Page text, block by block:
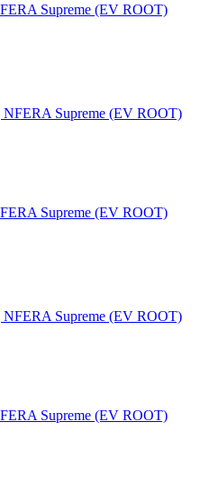
Supreme (EV ROOT)
Supreme (EV ROOT)
Supreme (EV ROOT)